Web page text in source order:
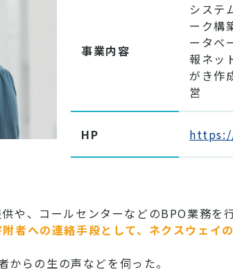
事業内容
システ
ーク構
ータベ
報ネッ
がき作
営
HP
や、コールセンターなどのBPO業務を
者への連絡手段として、ネクスウェイ
らの生の声などを伺った。